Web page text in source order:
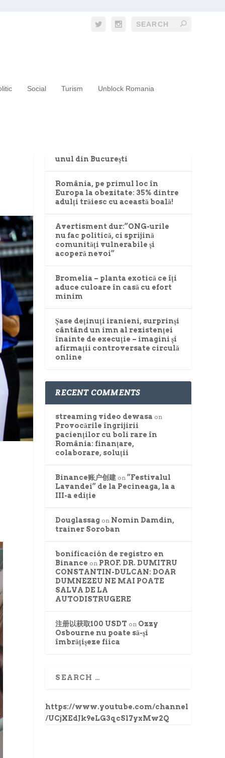
Social Turism Unblock Romania
unul din București
România, pe primul loc în
Europa la obezitate: 35% dintre
adulți trăiesc cu această boală!
Avertisment dur:”ONG-urile
nu fac politică, ci sprijină
comunități vulnerabile și
acoperă nevoi”
Bromelia – planta exotică ce îți
aduce culoare în casă cu efort
minim
Șase deținuți iranieni, surprinși
cântând un imn al rezistenței
înainte de execuție – imagini și
afirmații controversate circulă
online
RECENT COMMENTS
streaming video dewasa on
Provocările îngrijirii
pacienților cu boli rare în
România: finanțare,
colaborare, soluții
Binance账户创建 on”Festivalul
Lavandei” de la Pecineaga, la a
III-a ediție
Douglassag on Nomin Damdin,
trainer Soroban
bonificación de registro en
Binance on PROF. DR. DUMITRU
CONSTANTIN-DULCAN: DOAR
DUMNEZEU NE MAI POATE
SALVA DE LA
AUTODISTRUGERE
注册以获取100 USDT on Ozzy
Osbourne nu poate să-și
îmbrățișeze fiica
https://www.youtube.com/channel
/UCjXEdJk9eLG3qcSl7yxMw2Q